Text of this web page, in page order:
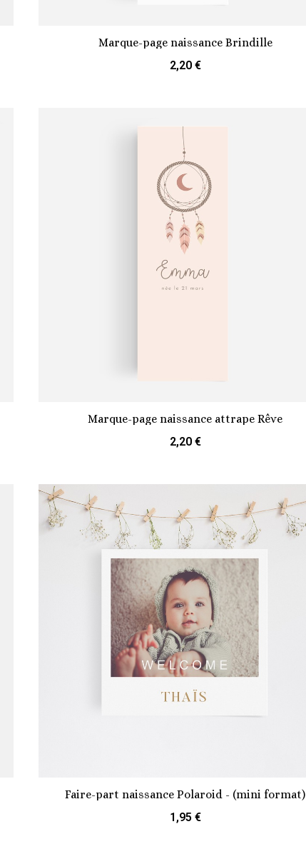
Marque-page naissance Brindille
2,20 €
Marque-page naissance attrape Rêve
2,20 €
Faire-part naissance Polaroid - (mini format)
1,95 €